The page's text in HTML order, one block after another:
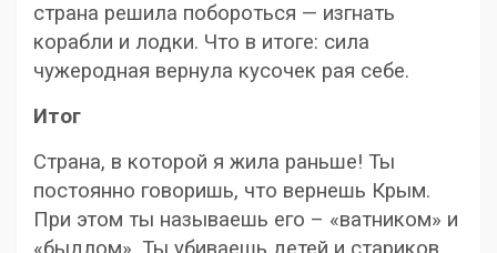
страна решила побороться — изгнать
корабли и лодки. Что в итоге: сила
чужеродная вернула кусочек рая себе.
Итог
Страна, в которой я жила раньше! Ты
постоянно говоришь, что вернешь Крым.
При этом ты называешь его – «ватником» и